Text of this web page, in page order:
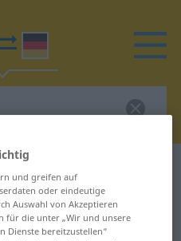
Übersetzung
und greifen auf
oder eindeutige
Auswahl von Akzeptieren
für die unter „Wir und unsere
Dienste bereitzustellen“